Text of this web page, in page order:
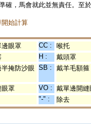
確，馬會就此並無責任。至
始計算
邊眼罩 CC : 喉托
H : 戴頭罩
掩防沙眼 SB : 戴羊毛額箍
眼罩 VO : 戴單邊開縫
"-" : 除去